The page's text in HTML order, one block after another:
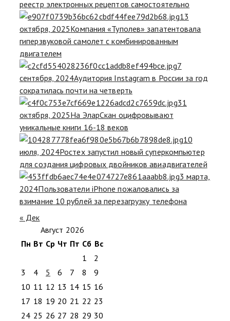
реестр электронных рецептов самостоятельно
13
октября, 2025Компания «Туполев» запатентовала
гиперзвуковой самолет с комбинированным
двигателем
7
сентября, 2024Аудитория Instagram в России за год
сократилась почти на четверть
31
октября, 2025На ЭларСкан оцифровывают
уникальные книги 16-18 веков
10
июля, 2024Ростех запустил новый суперкомпьютер
для создания цифровых двойников авиадвигателей
3 марта,
2024Пользователи iPhone пожаловались за
взимание 10 рублей за перезагрузку телефона
« Дек
Август 2026
Пн Вт Ср Чт Пт Сб Вс
1
2
3
4 5 6 7 8
9
10 11 12 13 14 15 16
17 18 19 20 21 22 23
24 25 26 27 28 29 30